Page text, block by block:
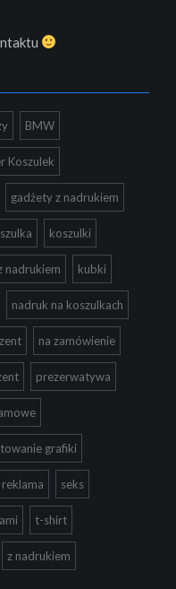
BMW
Koszulek
gadżety z nadrukiem
koszulki
nadrukiem kubki
nadruk na koszulkach
na zamówienie
prezerwatywa
grafiki
reklama seks
t-shirt
z nadrukiem